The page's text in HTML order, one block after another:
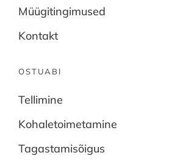
Müügitingimused
Kontakt
OSTUABI
Tellimine
Kohaletoimetamine
Tagastamisõigus